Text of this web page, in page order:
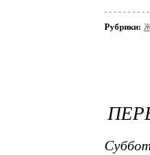
Рубрики: